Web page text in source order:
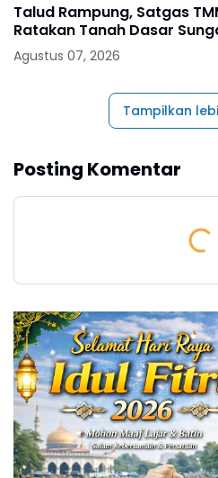
Talud Rampung, Satgas
Ratakan Tanah Dasar
Agustus 07, 2026
Tampilkan
Posting Komentar